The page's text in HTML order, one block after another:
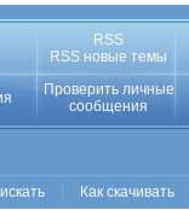
RSS
RSS новые темы
Проверить личные
сообщения
Как скачивать